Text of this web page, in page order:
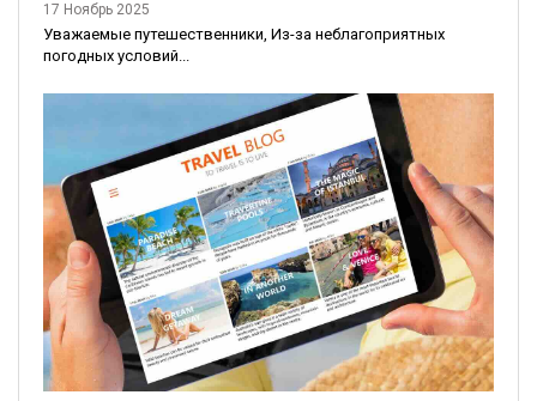
17 Ноябрь 2025
Уважаемые путешественники, Из-за неблагоприятных
погодных условий...